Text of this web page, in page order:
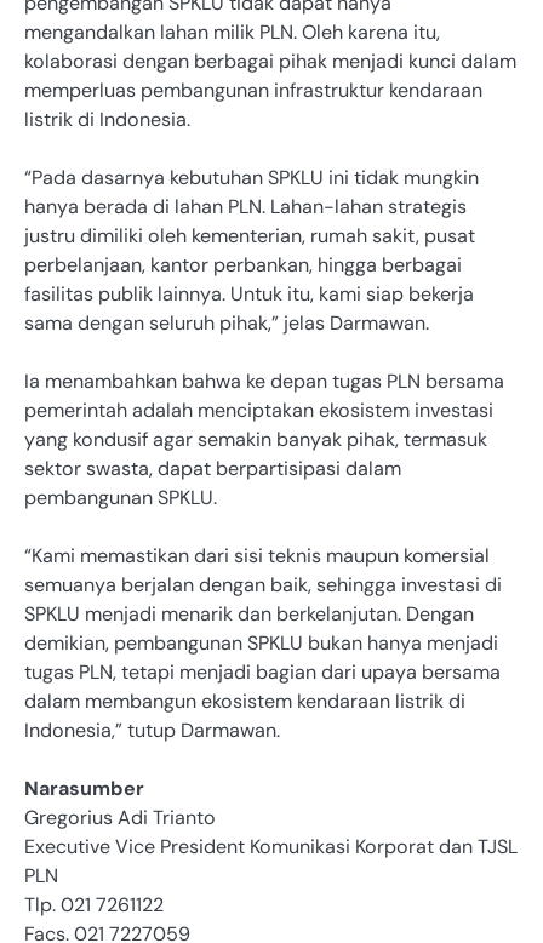
mengandalkan lahan milik PLN. Oleh karena itu,
kolaborasi dengan berbagai pihak menjadi kunci dalam
memperluas pembangunan infrastruktur kendaraan
listrik di Indonesia.
“Pada dasarnya kebutuhan SPKLU ini tidak mungkin
hanya berada di lahan PLN. Lahan-lahan strategis
justru dimiliki oleh kementerian, rumah sakit, pusat
perbelanjaan, kantor perbankan, hingga berbagai
fasilitas publik lainnya. Untuk itu, kami siap bekerja
sama dengan seluruh pihak,” jelas Darmawan.
Ia menambahkan bahwa ke depan tugas PLN bersama
pemerintah adalah menciptakan ekosistem investasi
yang kondusif agar semakin banyak pihak, termasuk
sektor swasta, dapat berpartisipasi dalam
pembangunan SPKLU.
“Kami memastikan dari sisi teknis maupun komersial
semuanya berjalan dengan baik, sehingga investasi di
SPKLU menjadi menarik dan berkelanjutan. Dengan
demikian, pembangunan SPKLU bukan hanya menjadi
tugas PLN, tetapi menjadi bagian dari upaya bersama
dalam membangun ekosistem kendaraan listrik di
Indonesia,” tutup Darmawan.
Narasumber
Gregorius Adi Trianto
Executive Vice President Komunikasi Korporat dan TJSL
PLN
Tlp. 021 7261122
Facs. 021 7227059